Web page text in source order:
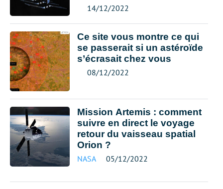
14/12/2022
Ce site vous montre ce qui
se passerait si un astéroïde
s’écrasait chez vous
08/12/2022
Mission Artemis : comment
suivre en direct le voyage
retour du vaisseau spatial
Orion ?
NASA 05/12/2022